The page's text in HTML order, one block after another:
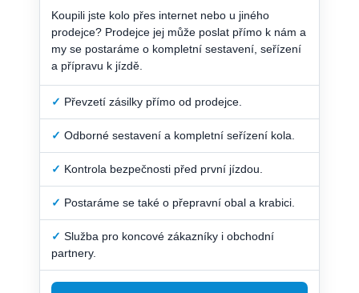
Koupili jste kolo přes internet nebo u jiného
prodejce? Prodejce jej může poslat přímo k nám a
my se postaráme o kompletní sestavení, seřízení
a přípravu k jízdě.
✓ Převzetí zásilky přímo od prodejce.
✓ Odborné sestavení a kompletní seřízení kola.
✓ Kontrola bezpečnosti před první jízdou.
✓ Postaráme se také o přepravní obal a krabici.
✓ Služba pro koncové zákazníky i obchodní
partnery.